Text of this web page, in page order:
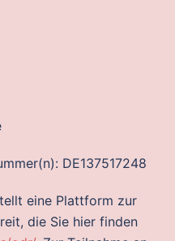
DE137517248
eine Plattform zur
die Sie hier finden